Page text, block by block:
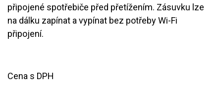
připojené spotřebiče před přetížením. Zásuvku lze
na dálku zapínat a vypínat bez potřeby Wi-Fi
připojení.
Cena s DPH